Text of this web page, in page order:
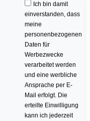
Ich bin damit
einverstanden, dass
meine
personenbezogenen
Daten für
Werbezwecke
verarbeitet werden
und eine werbliche
Ansprache per E-
Mail erfolgt. Die
erteilte Einwilligung
kann ich jederzeit